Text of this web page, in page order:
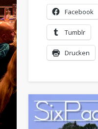
Facebook
Tumblr
Drucken